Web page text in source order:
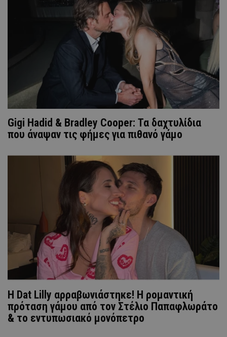
Gigi Hadid & Bradley Cooper: Τα δαχτυλίδια
που άναψαν τις φήμες για πιθανό γάμο
Η Dat Lilly αρραβωνιάστηκε! Η ρομαντική
πρόταση γάμου από τον Στέλιο Παπαφλωράτο
& το εντυπωσιακό μονόπετρο